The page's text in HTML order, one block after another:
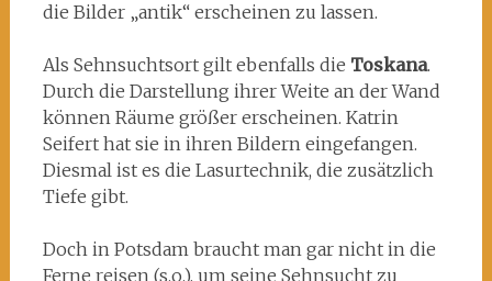
die Bilder „antik“ erscheinen zu lassen.
Als Sehnsuchtsort gilt ebenfalls die Toskana.
Durch die Darstellung ihrer Weite an der Wand
können Räume größer erscheinen. Katrin
Seifert hat sie in ihren Bildern eingefangen.
Diesmal ist es die Lasurtechnik, die zusätzlich
Tiefe gibt.
Doch in Potsdam braucht man gar nicht in die
Ferne reisen (s.o.), um seine Sehnsucht zu